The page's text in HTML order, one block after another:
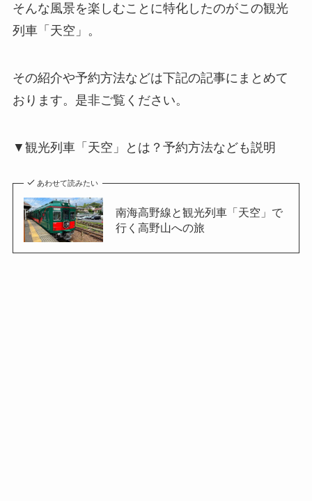
そんな風景を楽しむことに特化したのがこの観光
列車「天空」。
その紹介や予約方法などは下記の記事にまとめて
おります。是非ご覧ください。
▼観光列車「天空」とは？予約方法なども説明
あわせて読みたい
南海高野線と観光列車「天空」で
行く高野山への旅